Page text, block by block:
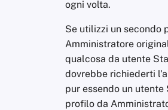
ogni volta.
Se utilizzi un secondo
Amministratore
qualcosa da utente
dovrebbe richiederti
pur essendo un
profilo da